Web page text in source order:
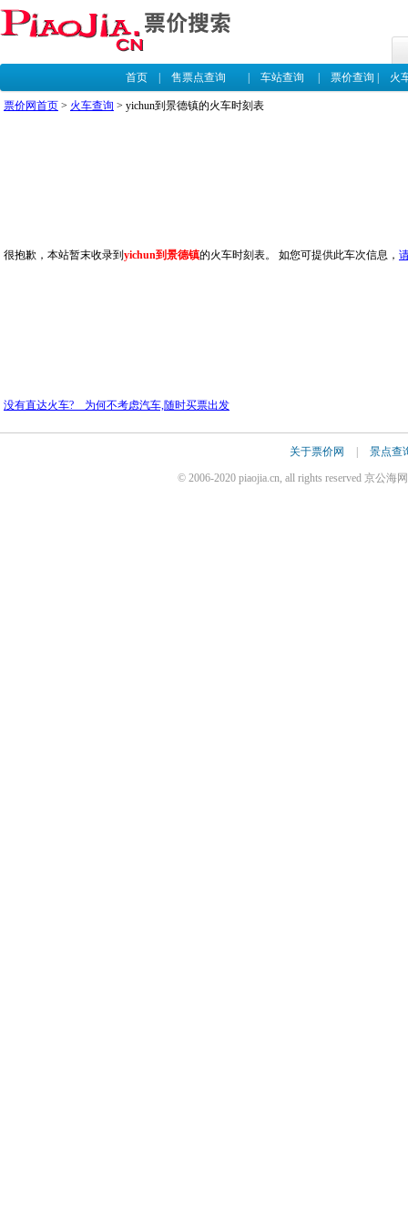
首页| 售票点查询 车站查询 票价查询 火
票价网首页 > 火车查询 > yichun到景德镇的火车时刻表
很抱歉，本站暂末收录到 yichun到景德镇的火车时刻表。 如您可提供此车次信息，
没有直达火车? 为何不考虑汽车,随时买票出发
关于票价网 景点查
© 2006-2020 piaojia.cn, all rights reserved 京公海